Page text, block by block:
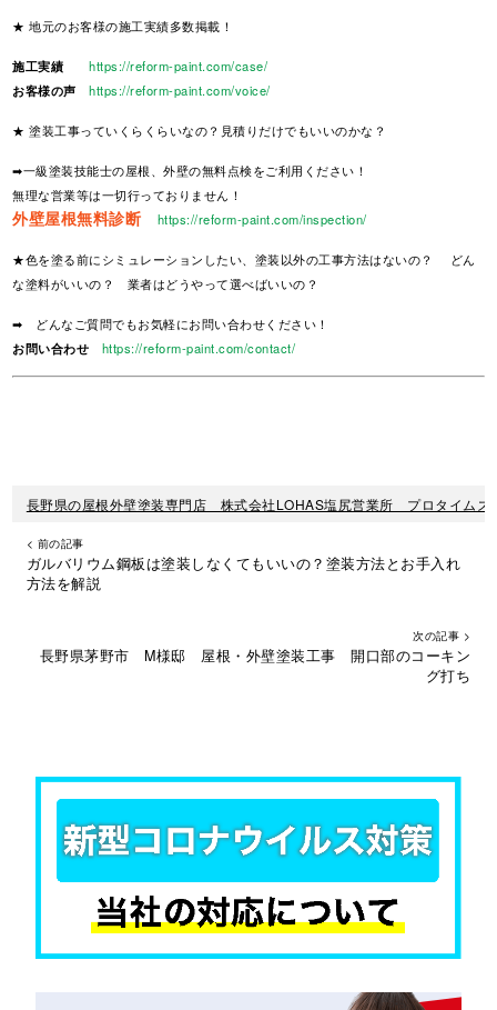
★ 地元のお客様の施工実績多数掲載！
施工実績
https://reform-paint.com/case/
お客様の声
https://reform-paint.com/voice/
★ 塗装工事っていくらくらいなの？見積りだけでもいいのかな？
➡一級塗装技能士の屋根、外壁の無料点検をご利用ください！
無理な営業等は一切行っておりません！
外壁屋根無料診断 https://reform-paint.com/inspection/
★色を塗る前にシミュレーションしたい、塗装以外の工事方法はないの？ どん
な塗料がいいの？ 業者はどうやって選べばいいの？
➡ どんなご質問でもお気軽にお問い合わせください！
お問い合わせ
https://reform-paint.com/contact/
長野県の屋根外壁塗装専門店 株式会社LOHAS塩尻営業所 プロタイムズ
< 前の記事
ガルバリウム鋼板は塗装しなくてもいいの？塗装方法とお手入れ
方法を解説
次の記事 >
長野県茅野市 M様邸 屋根・外壁塗装工事 開口部のコーキン
グ打ち